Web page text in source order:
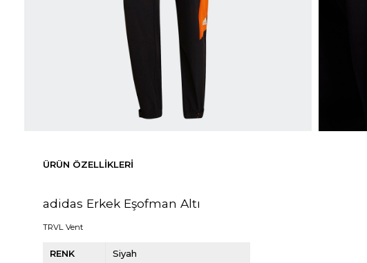
ÜRÜN ÖZELLIKLERI
adidas Erkek Eşofman Altı
TRVL Vent
RENK Siyah